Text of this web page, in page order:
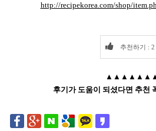
http://recipekorea.com/shop/
추천하기 : 2
후기가 도움이 되셨다면 추천